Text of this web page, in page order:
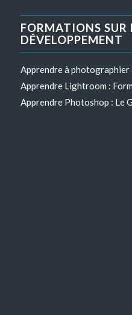
FORMATIONS SUR
DÉVELOPPEMENT
Apprendre à photographier
Apprendre Lightroom :
Apprendre Photoshop : Le